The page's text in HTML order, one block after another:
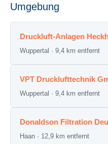
Umgebung
Druckluft-Anlagen
Wuppertal · 9,4 km entfernt
VPT Drucklufttechnik
Wuppertal · 9,4 km entfernt
Donaldson Filtration
Haan · 12,9 km entfernt